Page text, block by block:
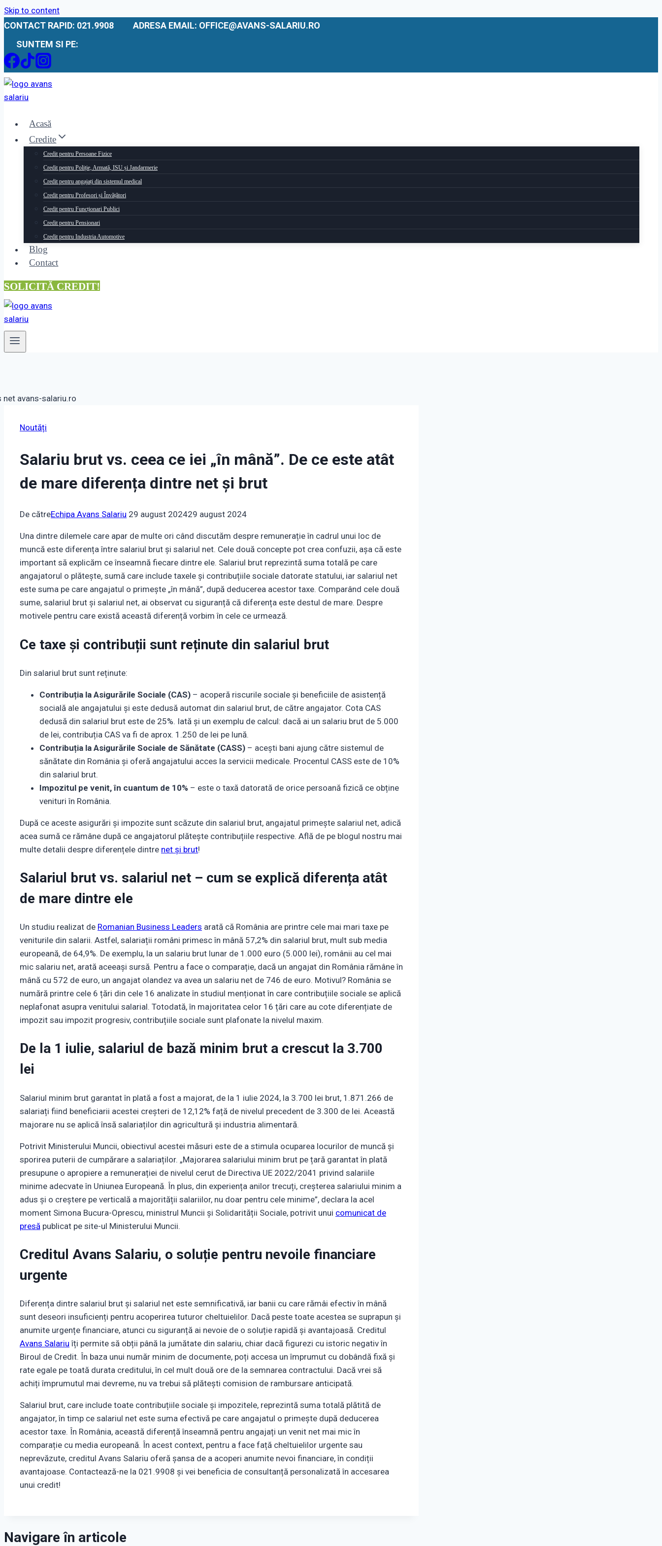
Skip to content
CONTACT RAPID: 021.9908
ADRESA EMAIL: OFFICE@AVANS-SALARIU.RO
SUNTEM SI PE:
Acasă
Credite
Credit pentru Persoane Fizice
Credit pentru Poliție, Armată, ISU și Jandarmerie
Credit pentru angajați din sistemul medical
Credit pentru Profesori și Învățători
Credit pentru Funcționari Publici
Credit pentru Pensionari
Credit pentru Industria Automotive
Blog
Contact
SOLICITĂ CREDIT!
Noutăți
Salariu brut vs. ceea ce iei „în mână”. De ce este atât
de mare diferența dintre net și brut
De cătreEchipa Avans Salariu 29 august 202429 august 2024
Una dintre dilemele care apar de multe ori când discutăm despre remunerație în cadrul unui loc de
muncă este diferența între salariul brut și salariul net. Cele două concepte pot crea confuzii, așa că este
important să explicăm ce înseamnă fiecare dintre ele. Salariul brut reprezintă suma totală pe care
angajatorul o plătește, sumă care include taxele și contribuțiile sociale datorate statului, iar salariul net
este suma pe care angajatul o primește „în mână”, după deducerea acestor taxe. Comparând cele două
sume, salariul brut și salariul net, ai observat cu siguranță că diferența este destul de mare. Despre
motivele pentru care există această diferență vorbim în cele ce urmează.
Ce taxe și contribuții sunt reținute din salariul brut
Din salariul brut sunt reținute:
Contribuția la Asigurările Sociale (CAS) – acoperă riscurile sociale și beneficiile de asistență
socială ale angajatului și este dedusă automat din salariul brut, de către angajator. Cota CAS
dedusă din salariul brut este de 25%. Iată și un exemplu de calcul: dacă ai un salariu brut de 5.000
de lei, contribuția CAS va fi de aprox. 1.250 de lei pe lună.
Contribuția la Asigurările Sociale de Sănătate (CASS) – acești bani ajung către sistemul de
sănătate din România și oferă angajatului acces la servicii medicale. Procentul CASS este de 10%
din salariul brut.
Impozitul pe venit, în cuantum de 10% – este o taxă datorată de orice persoană fizică ce obține
venituri în România.
După ce aceste asigurări și impozite sunt scăzute din salariul brut, angajatul primește salariul net, adică
acea sumă ce rămâne după ce angajatorul plătește contribuțiile respective. Află de pe blogul nostru mai
multe detalii despre diferențele dintre net și brut!
Salariul brut vs. salariul net – cum se explică diferența atât
de mare dintre ele
Un studiu realizat de Romanian Business Leaders arată că România are printre cele mai mari taxe pe
veniturile din salarii. Astfel, salariații români primesc în mână 57,2% din salariul brut, mult sub media
europeană, de 64,9%. De exemplu, la un salariu brut lunar de 1.000 euro (5.000 lei), românii au cel mai
mic salariu net, arată aceeași sursă. Pentru a face o comparație, dacă un angajat din România rămâne în
mână cu 572 de euro, un angajat olandez va avea un salariu net de 746 de euro. Motivul? România se
numără printre cele 6 țări din cele 16 analizate în studiul menționat în care contribuțiile sociale se aplică
neplafonat asupra venitului salarial. Totodată, în majoritatea celor 16 țări care au cote diferențiate de
impozit sau impozit progresiv, contribuțiile sociale sunt plafonate la nivelul maxim.
De la 1 iulie, salariul de bază minim brut a crescut la 3.700
lei
Salariul minim brut garantat în plată a fost a majorat, de la 1 iulie 2024, la 3.700 lei brut, 1.871.266 de
salariați fiind beneficiarii acestei creșteri de 12,12% față de nivelul precedent de 3.300 de lei. Această
majorare nu se aplică însă salariaților din agricultură și industria alimentară.
Potrivit Ministerului Muncii, obiectivul acestei măsuri este de a stimula ocuparea locurilor de muncă și
sporirea puterii de cumpărare a salariaților. „Majorarea salariului minim brut pe țară garantat în plată
presupune o apropiere a remunerației de nivelul cerut de Directiva UE 2022/2041 privind salariile
minime adecvate în Uniunea Europeană. În plus, din experiența anilor trecuți, creșterea salariului minim a
adus și o creștere pe verticală a majorității salariilor, nu doar pentru cele minime”, declara la acel
moment Simona Bucura-Oprescu, ministrul Muncii și Solidarității Sociale, potrivit unui comunicat de
presă publicat pe site-ul Ministerului Muncii.
Creditul Avans Salariu, o soluție pentru nevoile financiare
urgente
Diferența dintre salariul brut și salariul net este semnificativă, iar banii cu care rămâi efectiv în mână
sunt deseori insuficienți pentru acoperirea tuturor cheltuielilor. Dacă peste toate acestea se suprapun și
anumite urgențe financiare, atunci cu siguranță ai nevoie de o soluție rapidă și avantajoasă. Creditul
Avans Salariu îți permite să obții până la jumătate din salariu, chiar dacă figurezi cu istoric negativ în
Biroul de Credit. În baza unui număr minim de documente, poți accesa un împrumut cu dobândă fixă și
rate egale pe toată durata creditului, în cel mult două ore de la semnarea contractului. Dacă vrei să
achiți împrumutul mai devreme, nu va trebui să plătești comision de rambursare anticipată.
Salariul brut, care include toate contribuțiile sociale și impozitele, reprezintă suma totală plătită de
angajator, în timp ce salariul net este suma efectivă pe care angajatul o primește după deducerea
acestor taxe. În România, această diferență înseamnă pentru angajați un venit net mai mic în
comparație cu media europeană. În acest context, pentru a face față cheltuielilor urgente sau
neprevăzute, creditul Avans Salariu oferă șansa de a acoperi anumite nevoi financiare, în condiții
avantajoase. Contactează-ne la 021.9908 și vei beneficia de consultanță personalizată în accesarea
unui credit!
Navigare în articole